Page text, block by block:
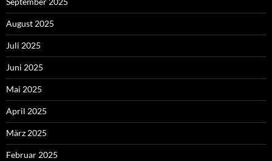
August 2025
Juli 2025
Juni 2025
Mai 2025
April 2025
März 2025
Februar 2025